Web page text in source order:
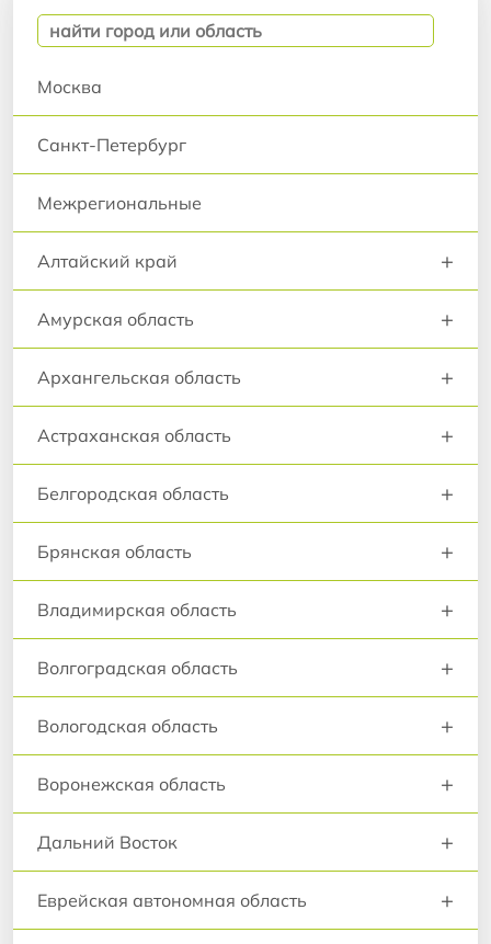
Москва
Санкт-Петербург
Межрегиональные
Алтайский край +
Амурская область +
Архангельская область +
Астраханская область +
Белгородская область +
Брянская область +
Владимирская область +
Волгоградская область +
Вологодская область +
Воронежская область +
Дальний Восток +
Еврейская автономная область +